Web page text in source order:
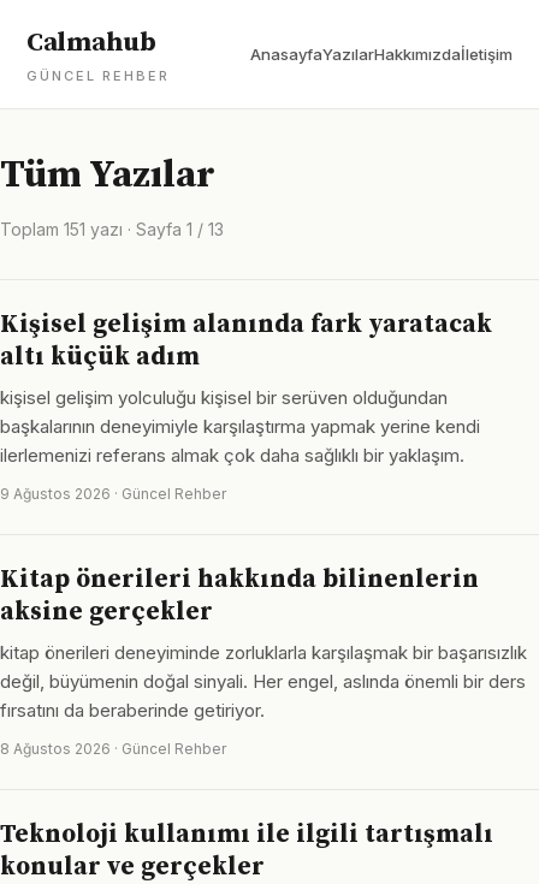
Calmahub
GÜNCEL REHBER
AnasayfaYazılarHakkımızdaİletişim
Tüm Yazılar
Toplam 151 yazı · Sayfa 1 / 13
Kişisel gelişim alanında fark yaratacak
altı küçük adım
kişisel gelişim yolculuğu kişisel bir serüven olduğundan
başkalarının deneyimiyle karşılaştırma yapmak yerine kendi
ilerlemenizi referans almak çok daha sağlıklı bir yaklaşım.
9 Ağustos 2026 · Güncel Rehber
Kitap önerileri hakkında bilinenlerin
aksine gerçekler
kitap önerileri deneyiminde zorluklarla karşılaşmak bir başarısızlık
değil, büyümenin doğal sinyali. Her engel, aslında önemli bir ders
fırsatını da beraberinde getiriyor.
8 Ağustos 2026 · Güncel Rehber
Teknoloji kullanımı ile ilgili tartışmalı
konular ve gerçekler